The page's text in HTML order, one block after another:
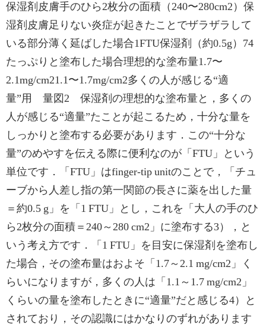
保湿剤皮膚手のひら2枚分の面積（240〜280cm2）保
湿剤皮膚足りない炎症が起きたことでザラザラして
いる部分薄く延ばした場合1FTU保湿剤（約0.5g）74
たっぷりと塗布した場合理想的な塗布量1.7〜
2.1mg/cm21.1〜1.7mg/cm2多くの人が感じる“適
量”用 量図2 保湿剤の理想的な塗布量と，多くの
人が感じる“適量”たことが起こるため，十分な量を
しっかりと塗布する必要があります．この“十分な
量”のめやすを伝える際に便利なのが「FTU」という
単位です．「FTU」はfinger-tip unitのことで，「チュ
ーブから人差し指の第一関節の長さに薬を出した量
＝約0.5 g」を「1 FTU」とし，これを「大人の手のひ
ら2枚分の面積＝240～280 cm2」に塗布する3），と
いう考え方です．「1 FTU」を目安に保湿剤を塗布し
た場合，その塗布量はおよそ「1.7～2.1 mg/cm2」く
らいになりますが，多くの人は「1.1～1.7 mg/cm2」
くらいの量を塗布したときに“適量”だと感じる4）と
されており，その認識にはかなりのずれがあります